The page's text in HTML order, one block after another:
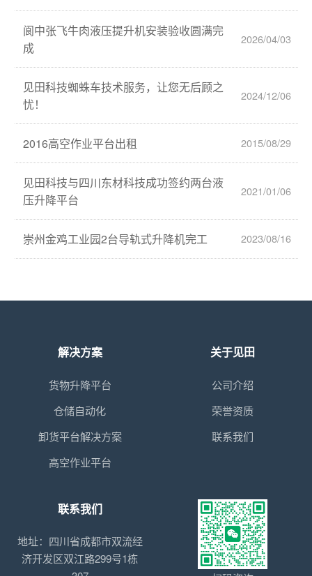
阆中张飞牛肉液压提升机安装验收圆满完
成
2026/04/03
见田科技蜘蛛车技术服务，让您无后顾之
忧！
2024/12/06
2016高空作业平台出租 2015/08/29
见田科技与四川东材科技成功签约两台液
压升降平台
2021/01/06
崇州金鸡工业园2台导轨式升降机完工 2023/08/16
解决方案
货物升降平台
仓储自动化
卸货平台解决方案
高空作业平台
关于见田
公司介绍
荣誉资质
联系我们
联系我们
地址：四川省成都市双流经
济开发区双江路299号1栋